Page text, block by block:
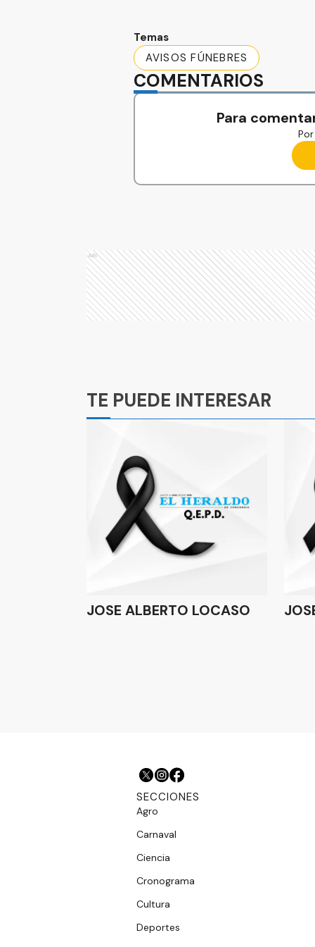
Temas
AVISOS FÚNEBRES
COMENTARIOS
Para
Ads
TE PUEDE INTERESAR
JOSE ALBERTO LOCASO
SECCIONES
Agro
Carnaval
Ciencia
Cronograma
Cultura
Deportes